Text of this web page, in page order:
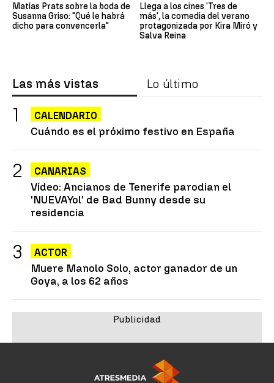
Matías Prats sobre la boda de
Susanna Griso: "Qué le habrá
dicho para convencerla"
Llega a los cines 'Tres de
más', la comedia del verano
protagonizada por Kira Miró y
Salva Reina
Las más vistas Lo último
CALENDARIO
Cuándo es el próximo festivo en España
CANARIAS
Vídeo: Ancianos de Tenerife parodian el
'NUEVAYol' de Bad Bunny desde su
residencia
ACTOR
Muere Manolo Solo, actor ganador de un
Goya, a los 62 años